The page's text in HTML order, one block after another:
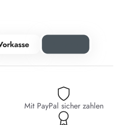
Mit PayPal sicher zahlen